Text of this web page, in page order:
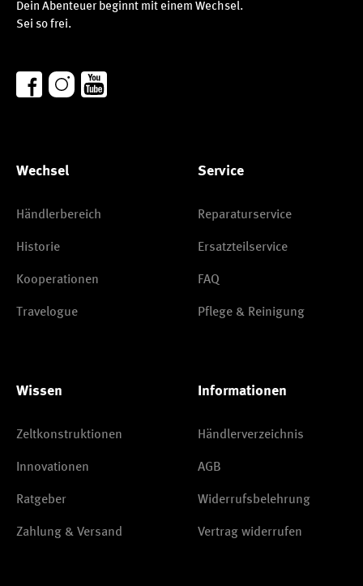
Dein Abenteuer beginnt mit einem Wechsel.
Sei so frei.
Wechsel
Händlerbereich
Historie
Kooperationen
Travelogue
Service
Reparaturservice
Ersatzteilservice
FAQ
Pflege & Reinigung
Wissen
Zeltkonstruktionen
Innovationen
Ratgeber
Zahlung & Versand
Informationen
Händlerverzeichnis
AGB
Widerrufsbelehrung
Vertrag widerrufen